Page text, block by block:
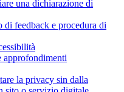
una dichiarazione di
di feedback e procedura di
approfondimenti
la privacy sin dalla